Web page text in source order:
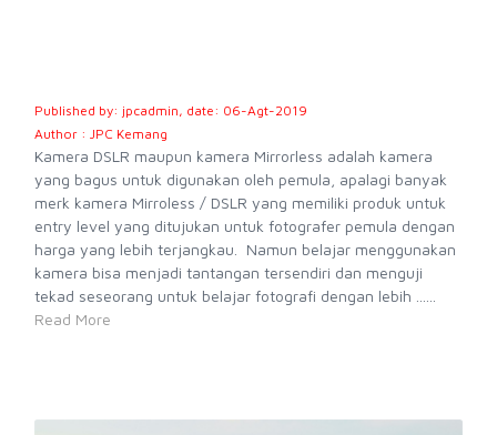
Published by: jpcadmin, date: 06-Agt-2019
Author : JPC Kemang
Kamera DSLR maupun kamera Mirrorless adalah kamera
yang bagus untuk digunakan oleh pemula, apalagi banyak
merk kamera Mirroless / DSLR yang memiliki produk untuk
entry level yang ditujukan untuk fotografer pemula dengan
harga yang lebih terjangkau. Namun belajar menggunakan
kamera bisa menjadi tantangan tersendiri dan menguji
tekad seseorang untuk belajar fotografi dengan lebih ......
Read More